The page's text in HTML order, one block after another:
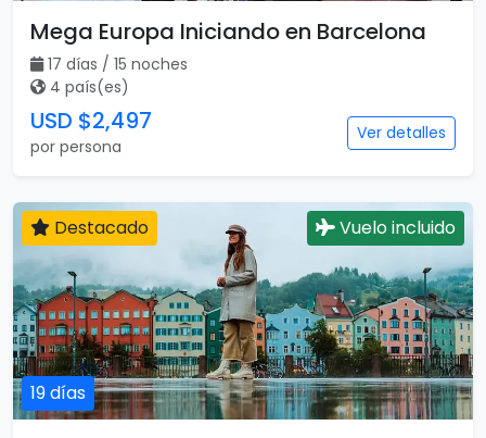
Mega Europa Iniciando en Barcelona
17 días / 15 noches
4 país(es)
USD $2,497
por persona
Ver detalles
19 días
Destacado Vuelo incluido